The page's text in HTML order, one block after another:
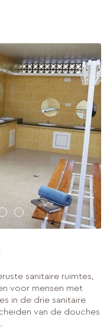
sanitaire ruimtes,
voor mensen met
in de drie sanitaire
van de douches